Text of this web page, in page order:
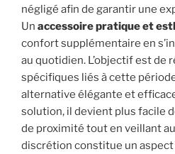
négligé afin de garantir une
Un accessoire pratique et
confort supplémentaire en
au quotidien. L’objectif est de
spécifiques liés à cette
alternative élégante et
solution, il devient plus facile
de proximité tout en veillant
discrétion constitue un